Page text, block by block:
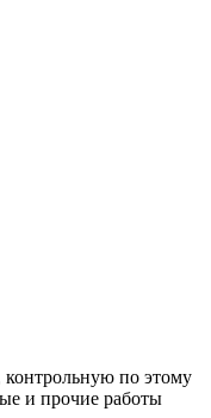
по этому
и прочие работы